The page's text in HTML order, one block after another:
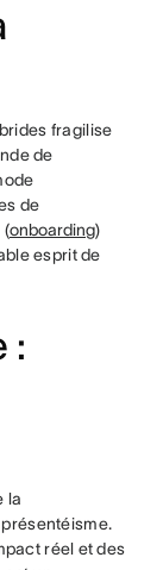
fragilise
de
de
(onboarding)
esprit de
:
la
réel et des